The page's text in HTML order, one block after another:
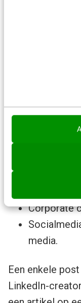
Reddit-
Sector-
Discord en
Corporate
media.
Een enkele
LinkedIn-